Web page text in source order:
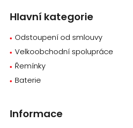
Hlavní kategorie
Odstoupení od smlouvy
Velkoobchodní spolupráce
Řemínky
Baterie
Informace